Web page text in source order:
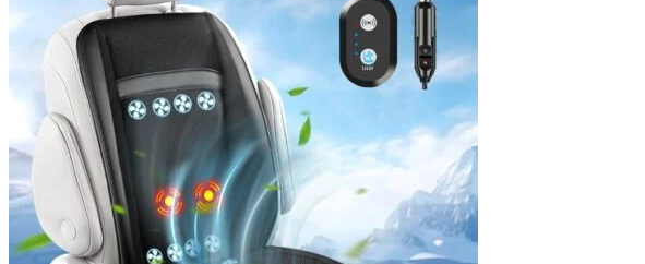
Navigatie Audi A3 8p
Navigatie Audi A4
Navigatie Audi A4 B6
Navigatie Audi A4 B7
Navigatie Audi A4 B8
Navigatie Audi A5
Navigatie Audi A6 C5
Navigatie Audi A6 C6
Navigatie Audi A6 C7
Navigatie Audi Q5
Ford
Navigație Ford Fiesta
Navigație Ford Focus 1